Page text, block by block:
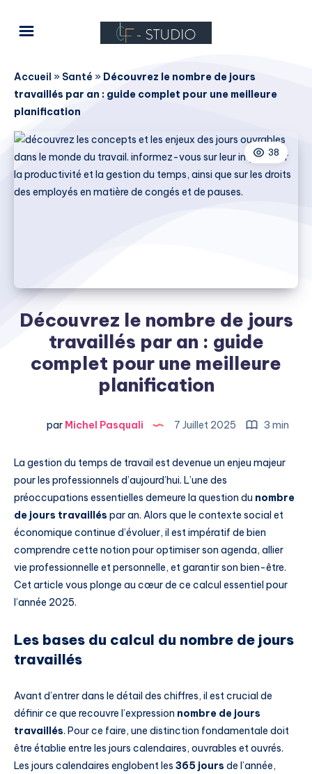
Accueil » Santé » Découvrez le nombre de jours
travaillés par an : guide complet pour une meilleure
planification
38
Découvrez le nombre de jours
travaillés par an : guide
complet pour une meilleure
planification
parMichel Pasquali 7 Juillet 2025 3 min
La gestion du temps de travail est devenue un enjeu majeur
pour les professionnels d’aujourd’hui. L’une des
préoccupations essentielles demeure la question du nombre
de jours travaillés par an. Alors que le contexte social et
économique continue d’évoluer, il est impératif de bien
comprendre cette notion pour optimiser son agenda, allier
vie professionnelle et personnelle, et garantir son bien-être.
Cet article vous plonge au cœur de ce calcul essentiel pour
l’année 2025.
Les bases du calcul du nombre de jours
travaillés
Avant d’entrer dans le détail des chiffres, il est crucial de
définir ce que recouvre l’expression nombre de jours
travaillés. Pour ce faire, une distinction fondamentale doit
être établie entre les jours calendaires, ouvrables et ouvrés.
Les jours calendaires englobent les 365 jours de l’année,